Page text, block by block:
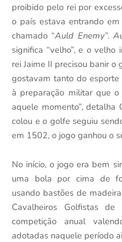
proibido pelo rei por
o país estava entrando
chamado “Auld Enemy”.
significa “velho”, e o velho
rei Jaime II precisou banir
gostavam tanto do
à preparação militar que
aquele momento”, detalha
colou e o golfe seguiu
em 1502, o jogo ganhou o
No início, o jogo era bem
uma bola por cima de
usando bastões de
Cavalheiros Golfistas
competição anual
adotadas naquele período